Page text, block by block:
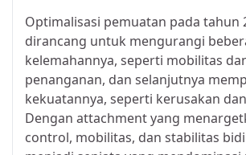
Optimalisasi pemuatan pada tahun
dirancang untuk mengurangi
kelemahannya, seperti mobilitas
penanganan, dan selanjutnya
kekuatannya, seperti kerusakan
Dengan attachment yang
control, mobilitas, dan stabilitas